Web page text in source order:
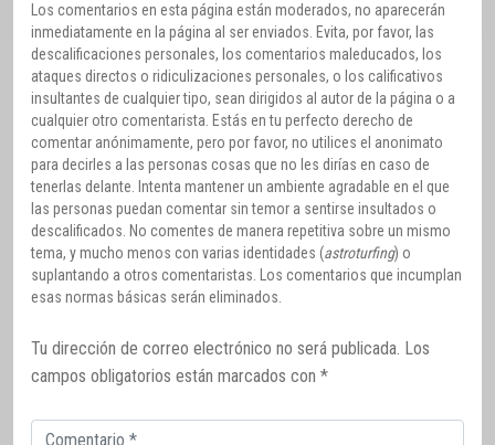
Los comentarios en esta página están moderados, no aparecerán
inmediatamente en la página al ser enviados. Evita, por favor, las
descalificaciones personales, los comentarios maleducados, los
ataques directos o ridiculizaciones personales, o los calificativos
insultantes de cualquier tipo, sean dirigidos al autor de la página o a
cualquier otro comentarista. Estás en tu perfecto derecho de
comentar anónimamente, pero por favor, no utilices el anonimato
para decirles a las personas cosas que no les dirías en caso de
tenerlas delante. Intenta mantener un ambiente agradable en el que
las personas puedan comentar sin temor a sentirse insultados o
descalificados. No comentes de manera repetitiva sobre un mismo
tema, y mucho menos con varias identidades (astroturfing) o
suplantando a otros comentaristas. Los comentarios que incumplan
esas normas básicas serán eliminados.
Tu dirección de correo electrónico no será publicada. Los
campos obligatorios están marcados con *
Comentario